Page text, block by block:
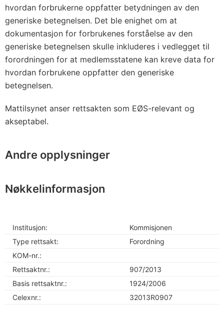
hvordan forbrukerne oppfatter betydningen av den
generiske betegnelsen. Det ble enighet om at
dokumentasjon for forbrukenes forståelse av den
generiske betegnelsen skulle inkluderes i vedlegget til
forordningen for at medlemsstatene kan kreve data for
hvordan forbrukene oppfatter den generiske
betegnelsen.
Mattilsynet anser rettsakten som EØS-relevant og
akseptabel.
Andre opplysninger
Nøkkelinformasjon
Institusjon:
Kommisjonen
Type rettsakt:
Forordning
KOM-nr.:
Rettsaktnr.:
907/2013
Basis rettsaktnr.:
1924/2006
Celexnr.:
32013R0907